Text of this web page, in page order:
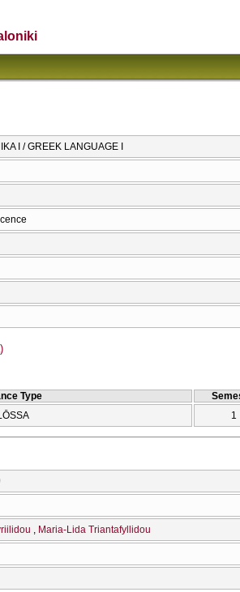
Ι / GREEK LANGUAGE I
Type
1
Maria-Lida Triantafyllidou